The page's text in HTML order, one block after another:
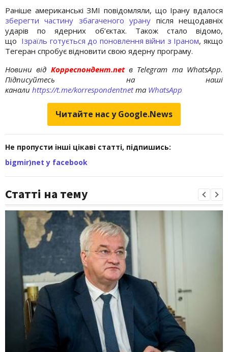
Раніше американські ЗМІ повідомляли, що Ірану вдалося
зберегти частину збагаченого урану після нещодавніх
ударів по ядерних об’єктах. Також стало відомо,
що Ізраїль готується до поновлення війни з Іраном, якщо
Тегеран спробує відновити свою ядерну програму.
Новини від Корреспондент.netв Telegram та WhatsApp.
Підписуйтесь на наші
канали https://t.me/korrespondentnetта WhatsApp
Читайте нас у Google.News
Не пропусти інші цікаві статті, підпишись:
bigmir)net у facebook
Статті на тему